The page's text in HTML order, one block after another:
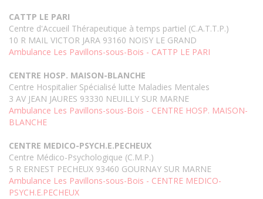
CATTP LE PARI
Centre d'Accueil Thérapeutique à temps partiel (C.A.T.T.P.)
10 R MAIL VICTOR JARA 93160 NOISY LE GRAND
Ambulance Les Pavillons-sous-Bois - CATTP LE PARI
CENTRE HOSP. MAISON-BLANCHE
Centre Hospitalier Spécialisé lutte Maladies Mentales
3 AV JEAN JAURES 93330 NEUILLY SUR MARNE
Ambulance Les Pavillons-sous-Bois - CENTRE HOSP. MAISON-
BLANCHE
CENTRE MEDICO-PSYCH.E.PECHEUX
Centre Médico-Psychologique (C.M.P.)
5 R ERNEST PECHEUX 93460 GOURNAY SUR MARNE
Ambulance Les Pavillons-sous-Bois - CENTRE MEDICO-
PSYCH.E.PECHEUX